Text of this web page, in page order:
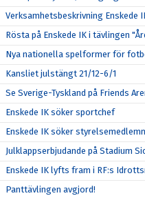
Verksamhetsbeskrivning Enskede
Rösta på Enskede IK i tävlingen
Nya nationella spelformer för
Kansliet julstängt 21/12-6/1
Se Sverige-Tyskland på Friends
Enskede IK söker sportchef
Enskede IK söker
Julklappserbjudande på Stadium
Enskede IK lyfts fram i RF:s
Panttävlingen avgjord!